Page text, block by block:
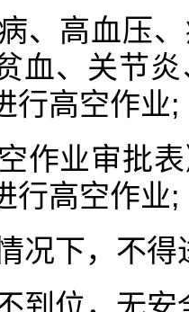
、高血压
血、关节
行高空作业;
作业审批
行高空作业;
况下，不得